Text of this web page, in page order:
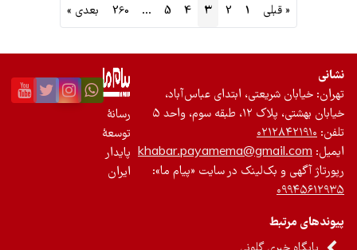
« قبلی 1
2
3
4
5
…
260 بعدی »
نشانی
تهران: خیابان شریعتی، ابتدای عباس‌آباد،
خیابان بهشتی، پلاک ۱۲، طبقه سوم، واحد ۵
تلفن: ۰۲۱۲۸۴۲۱۹۱۰
ایمیل: khabar.payamema@gmail.com
رپورتاژ آگهی و بک‌لینک در سایت «پیام ما»:
۰۹۹۴۵۶۱۲۹۳۵
پیوندهای مرتبط
رسانۀ
توسعۀ
پایدار
ایران